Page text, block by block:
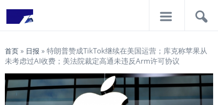
首页 » 日报 » 特朗普赞成TikTok继续在美国运营；库克称苹果从
未考虑过AI收费；美法院裁定高通未违反Arm许可协议